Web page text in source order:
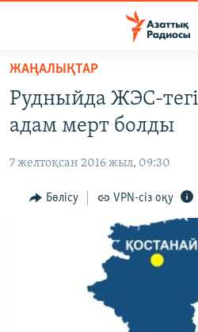
Skip
main
content
to
Navigation
САЯСАТ
ҚАҢТАР ОҚИҒАСЫ
АДАМ ҚҰҚЫҚТАРЫ
АРНАЙЫ ЖОБАЛАР
ЖАҢАЛЫҚТАР
Рудныйда ЖЭС-тегі
адам мерт болды
7 желтоқсан 2016 жыл, 09:30
Бөлісу VPN-сіз оқу